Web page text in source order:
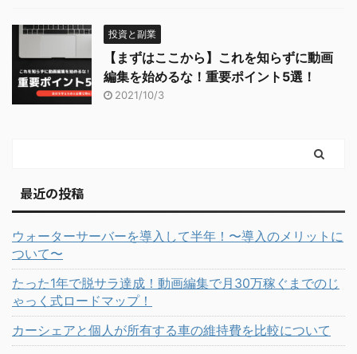
投資と副業
【まずはここから】これを知らずに動画
編集を始めるな！重要ポイント5選！
2021/10/3
最近の投稿
ウォーターサーバーを導入して半年！〜導入のメリットに
ついて〜
たった1年で脱サラ達成！動画編集で月30万稼ぐまでのじ
ゃっく式ロードマップ！
カーシェアと個人が所有する車の維持費を比較について